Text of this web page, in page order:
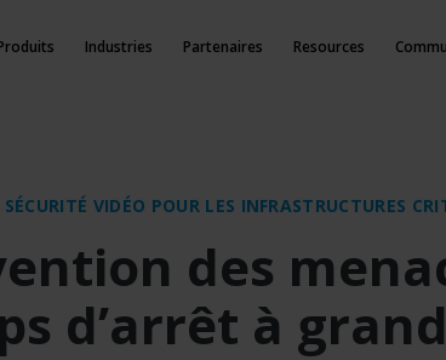
Industries Partenaires Resources
VIDÉO POUR LES INFRASTRUCTURES
des
d’arrêt à